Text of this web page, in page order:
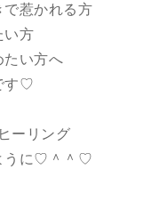
で惹かれる方
い方
たい方へ
す♡
ーリング
うに♡＾＾♡